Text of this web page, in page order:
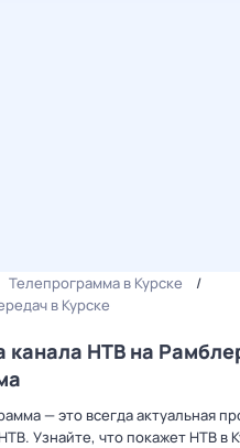
Телепрограмма в Курске
в Курске
канала НТВ на
— это всегда актуальная
Узнайте, что покажет НТВ в